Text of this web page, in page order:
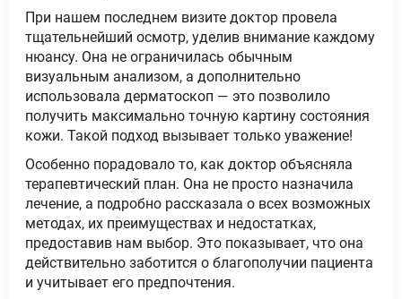
При нашем последнем визите доктор провела
тщательнейший осмотр, уделив внимание каждому
нюансу. Она не ограничилась обычным
визуальным анализом, а дополнительно
использовала дерматоскоп — это позволило
получить максимально точную картину состояния
кожи. Такой подход вызывает только уважение!
Особенно порадовало то, как доктор объясняла
терапевтический план. Она не просто назначила
лечение, а подробно рассказала о всех возможных
методах, их преимуществах и недостатках,
предоставив нам выбор. Это показывает, что она
действительно заботится о благополучии пациента
и учитывает его предпочтения.